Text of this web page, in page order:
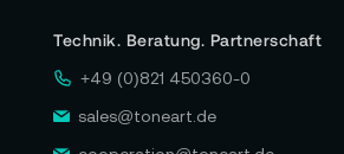
Technik. Beratung. Partnerschaft
+49 (0)821 450360-0
sales@toneart.de